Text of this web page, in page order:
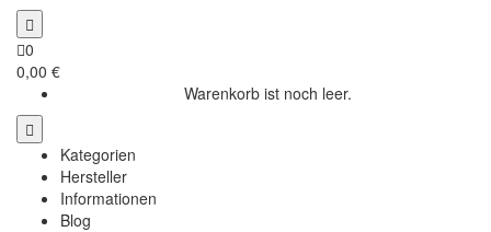
0
0,00 €
Warenkorb ist noch leer.
Kategorien
Hersteller
Informationen
Blog